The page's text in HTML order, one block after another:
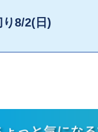
8/2(日)